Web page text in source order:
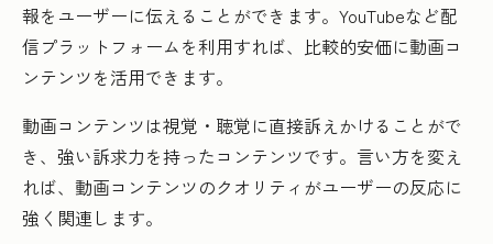
報をユーザーに伝えることができます。YouTubeなど配
信プラットフォームを利用すれば、比較的安価に動画コ
ンテンツを活用できます。
動画コンテンツは視覚・聴覚に直接訴えかけることがで
き、強い訴求力を持ったコンテンツです。言い方を変え
れば、動画コンテンツのクオリティがユーザーの反応に
強く関連します。